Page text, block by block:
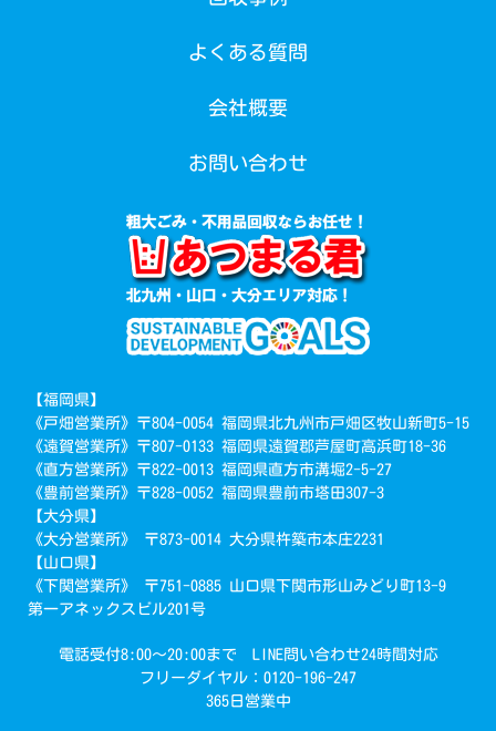
よくある質問
会社概要
お問い合わせ
【福岡県】
《戸畑営業所》〒804-0054 福岡県北九州市戸畑区牧山新町5-15
《遠賀営業所》〒807-0133 福岡県遠賀郡芦屋町高浜町18-36
《直方営業所》〒822-0013 福岡県直方市溝堀2-5-27
《豊前営業所》〒828-0052 福岡県豊前市塔田307-3
【大分県】
《大分営業所》 〒873-0014 大分県杵築市本庄2231
【山口県】
《下関営業所》 〒751-0885 山口県下関市形山みどり町13-9
第一アネックスビル201号
電話受付8:00～20:00まで LINE問い合わせ24時間対応
フリーダイヤル：0120-196-247
365日営業中